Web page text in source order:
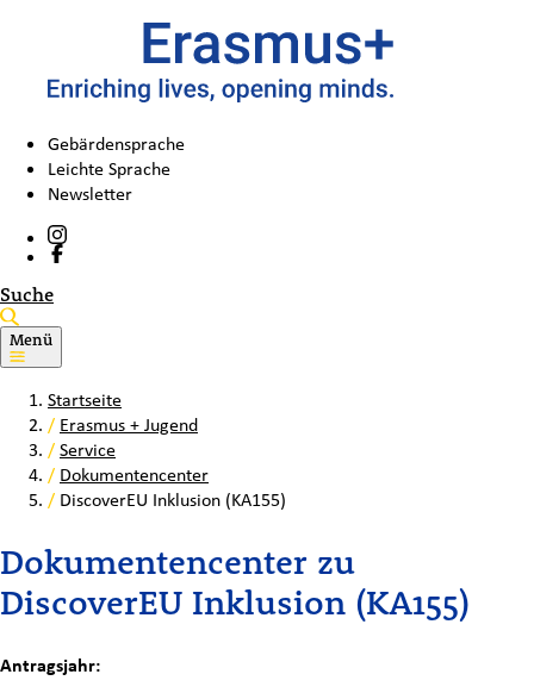
Gebärdensprache
Leichte Sprache
Newsletter
Suche
Menü
Startseite
/ Erasmus + Jugend
/Service
/ Dokumentencenter
/ DiscoverEU Inklusion (KA155)
Dokumentencenter zu
DiscoverEU Inklusion (KA155)
Antragsjahr: